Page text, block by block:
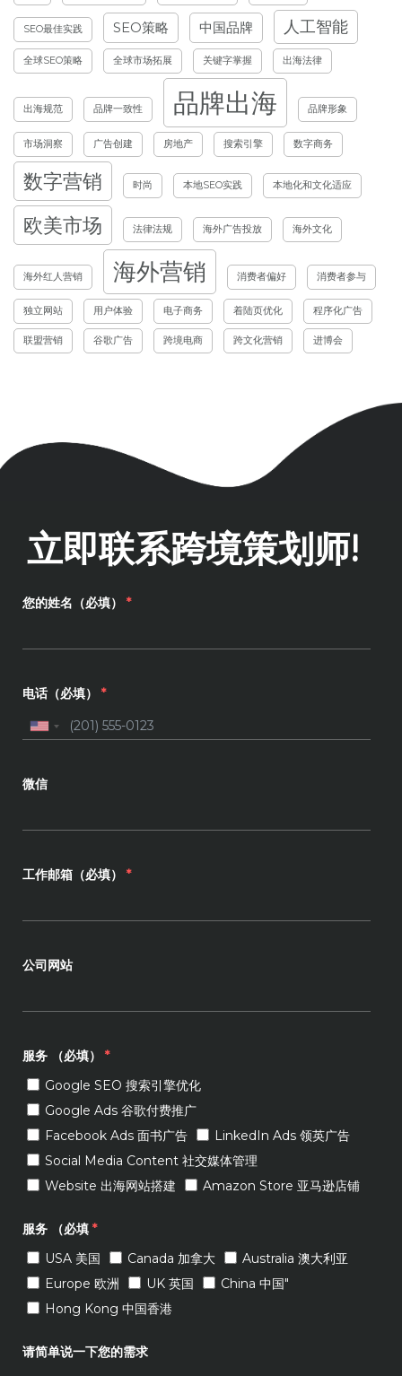
SEO最佳实践 SEO策略 中国品牌 人工智能
全球SEO策略 全球市场拓展 关键字掌握 出海法律
出海规范 品牌一致性 品牌出海 品牌形象
市场洞察 广告创建 房地产 搜索引擎 数字商务
数字营销 时尚 本地SEO实践 本地化和文化适应
欧美市场 法律法规 海外广告投放 海外文化
海外红人营销 海外营销 消费者偏好 消费者参与
独立网站 用户体验 电子商务 着陆页优化 程序化广告
联盟营销 谷歌广告 跨境电商 跨文化营销 进博会
立即联系跨境策划师!
您的姓名（必填） *
电话（必填） *
微信
工作邮箱（必填） *
公司网站
服务 （必填）
*
Google SEO 搜索引擎优化
Google Ads 谷歌付费推广
Facebook Ads 面书广告
LinkedIn Ads 领英广告
Social Media Content 社交媒体管理
Website 出海网站搭建
Amazon Store 亚马逊店铺
服务 （必填 *
USA 美国
Canada 加拿大
Australia 澳大利亚
Europe 欧洲
UK 英国
China 中国"
Hong Kong 中国香港
请简单说一下您的需求